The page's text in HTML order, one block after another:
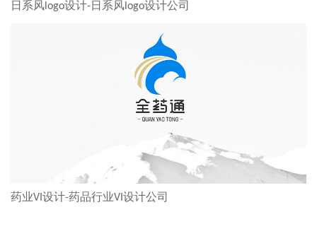
日系风logo设计-日系风logo设计公司
药业VI设计-药品行业VI设计公司